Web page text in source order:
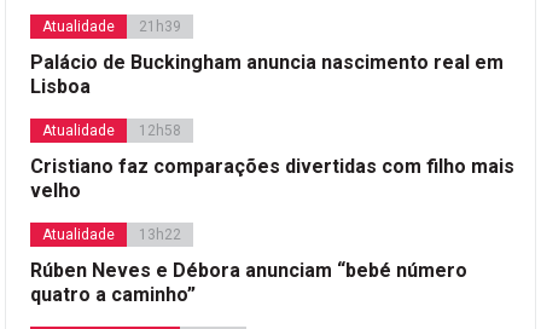
Atualidade 21h39
Palácio de Buckingham anuncia nascimento real em
Lisboa
Atualidade 12h58
Cristiano faz comparações divertidas com filho mais
velho
Atualidade 13h22
Rúben Neves e Débora anunciam “bebé número
quatro a caminho”